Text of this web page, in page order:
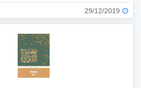
29/12/2019